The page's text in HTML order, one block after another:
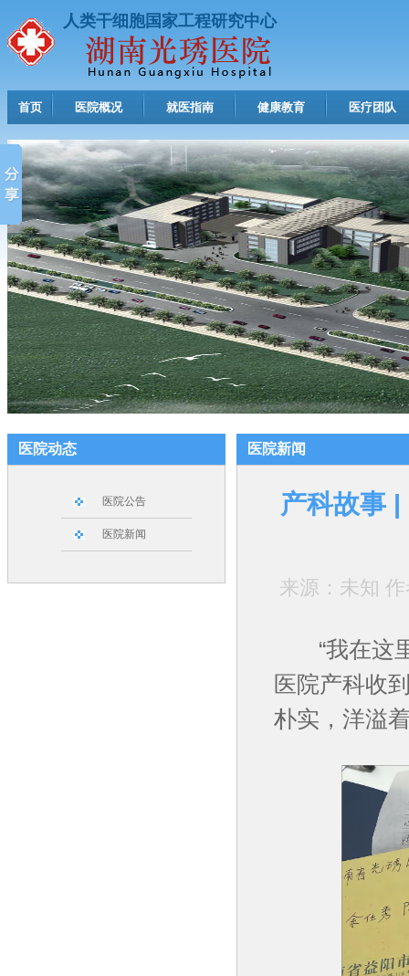
人类干细胞国家工程研究中心
首页 医院概况 就医指南 健康教育 医疗团队
医院动态
医院公告
医院新闻
医院新闻
产科故事
来源：未知
“我在这里
医院产科收
朴实，洋溢